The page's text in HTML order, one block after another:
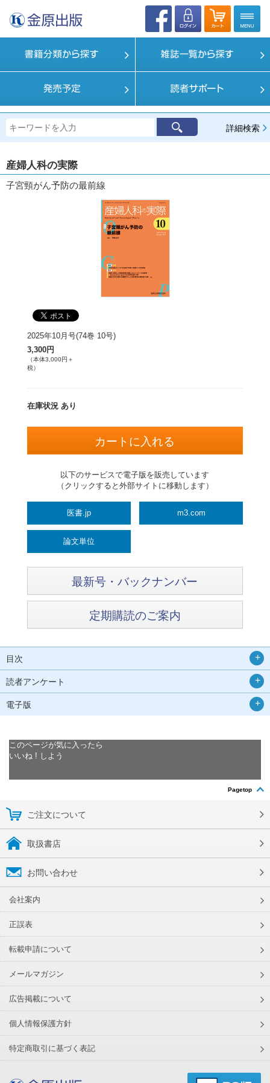
詳細検索
産婦人科の実際
子宮頸がん予防の最前線
2025年10月号(74巻 10号)
3,300円
（本体3,000円＋
税）
在庫状況 あり
以下のサービスで電子版を販売しています
（クリックすると外部サイトに移動します）
医書.jp m3.com
論文単位
最新号・バックナンバー
定期購読のご案内
目次
読者アンケート
電子版
このページが気に入ったら
いいね ! しよう
Pagetop
ご注文について
取扱書店
お問い合わせ
会社案内
正誤表
転載申請について
メールマガジン
広告掲載について
個人情報保護方針
特定商取引に基づく表記